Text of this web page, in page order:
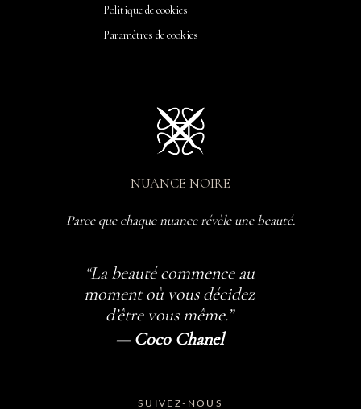
Politique de cookies
Paramètres de cookies
NUANCE NOIRE
Parce que chaque nuance révèle une beauté.
“La beauté commence au
moment où vous décidez
d’être vous même.”
— Coco Chanel
SUIVEZ-NOUS